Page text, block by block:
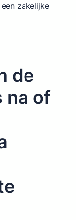
zakelijke
de
na of